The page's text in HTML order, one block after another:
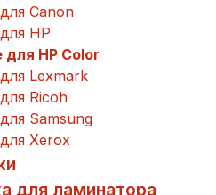
Canon
HP
HP Color
Lexmark
Ricoh
Samsung
Xerox
для ламинатора